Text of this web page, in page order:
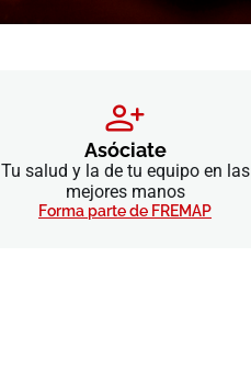
Asóciate
Tu salud y la de tu equipo en las
mejores manos
Forma parte de FREMAP